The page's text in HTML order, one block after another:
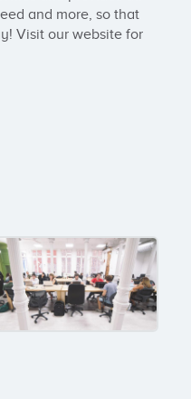
and more, so that
Visit our website for